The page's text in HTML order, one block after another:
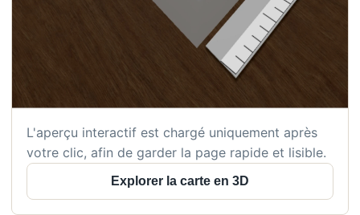
L'aperçu interactif est chargé uniquement après
votre clic, afin de garder la page rapide et lisible.
Explorer la carte en 3D